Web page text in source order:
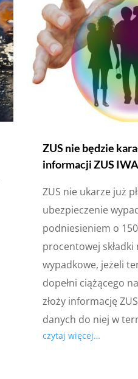
ZUS nie będzie
informacji ZUS IWA
ZUS nie ukarze już
ubezpieczenie
podniesieniem o
procentowej
wypadkowe, jeżeli
dopełni ciążącego
złoży informację
danych do niej w
czytaj więcej…